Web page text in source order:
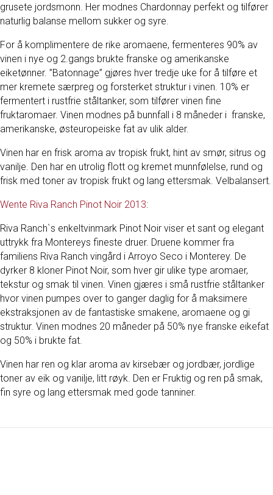
grusete jordsmonn. Her modnes Chardonnay perfekt og tilfører
naturlig balanse mellom sukker og syre. ​
For å komplimentere de rike aromaene, fermenteres 90% av
vinen i nye og 2.gangs brukte franske og amerikanske
eiketønner. ”Batonnage” gjøres hver tredje uke for å tilføre et
mer kremete særpreg og forsterket struktur i vinen. 10% er
fermentert i rustfrie ståltanker, som tilfører vinen fine
fruktaromaer. Vinen modnes på bunnfall i 8 måneder i franske,
amerikanske, østeuropeiske fat av ulik alder.
Vinen har en frisk aroma av tropisk frukt, hint av smør, sitrus og
vanilje. Den har en utrolig flott og kremet munnfølelse, rund og
frisk med toner av tropisk frukt og lang ettersmak. Velbalansert.
Wente Riva Ranch Pinot Noir 2013:
Riva Ranch`s enkeltvinmark Pinot Noir viser et sant og elegant
uttrykk fra Montereys fineste druer. Druene kommer fra
familiens Riva Ranch vingård i Arroyo Seco i Monterey. De
dyrker 8 kloner Pinot Noir, som hver gir ulike type aromaer,
tekstur og smak til vinen. ​Vinen gjæres i små rustfrie ståltanker
hvor vinen pumpes over to ganger daglig for å maksimere
ekstraksjonen av de fantastiske smakene, aromaene og gi
struktur. Vinen modnes 20 måneder på 50% nye franske eikefat
og 50% i brukte fat.
​Vinen har ren og klar aroma av kirsebær og jordbær, jordlige
toner av eik og vanilje, litt røyk. Den er Fruktig og ren på smak,
fin syre og lang ettersmak med gode tanniner.